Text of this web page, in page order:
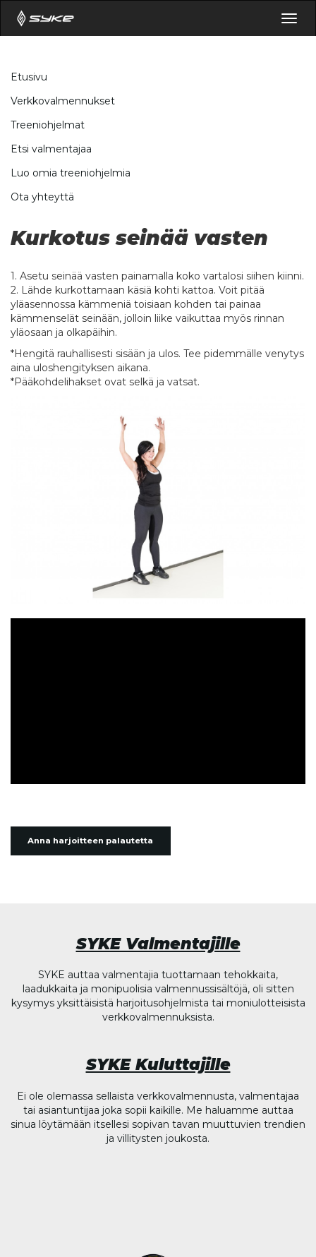
Etusivu
Verkkovalmennukset
Treeniohjelmat
Etsi valmentajaa
Luo omia treeniohjelmia
Ota yhteyttä
Kurkotus seinää vasten
1. Asetu seinää vasten painamalla koko vartalosi siihen kiinni.
2. Lähde kurkottamaan käsiä kohti kattoa. Voit pitää
yläasennossa kämmeniä toisiaan kohden tai painaa
kämmenselät seinään, jolloin liike vaikuttaa myös rinnan
yläosaan ja olkapäihin.
*Hengitä rauhallisesti sisään ja ulos. Tee pidemmälle venytys
aina uloshengityksen aikana.
*Pääkohdelihakset ovat selkä ja vatsat.
Anna harjoitteen palautetta
SYKE Valmentajille
SYKE auttaa valmentajia tuottamaan tehokkaita,
laadukkaita ja monipuolisia valmennussisältöjä, oli sitten
kysymys yksittäisistä harjoitusohjelmista tai moniulotteisista
verkkovalmennuksista.
SYKE Kuluttajille
Ei ole olemassa sellaista verkkovalmennusta, valmentajaa
tai asiantuntijaa joka sopii kaikille. Me haluamme auttaa
sinua löytämään itsellesi sopivan tavan muuttuvien trendien
ja villitysten joukosta.